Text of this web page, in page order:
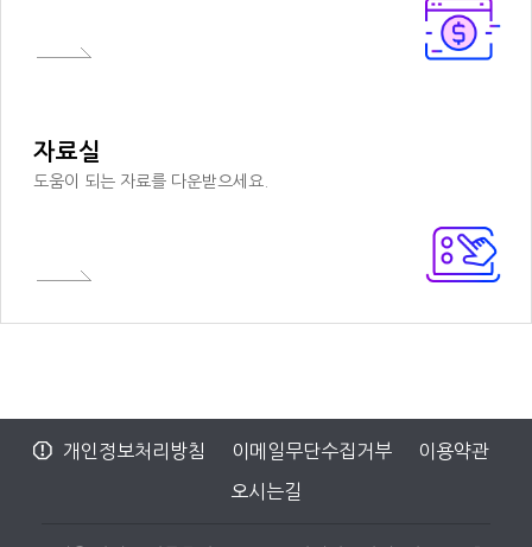
자료실
도움이 되는 자료를 다운받으세요.
개인정보처리방침 이메일무단수집거부 이용약관
오시는길